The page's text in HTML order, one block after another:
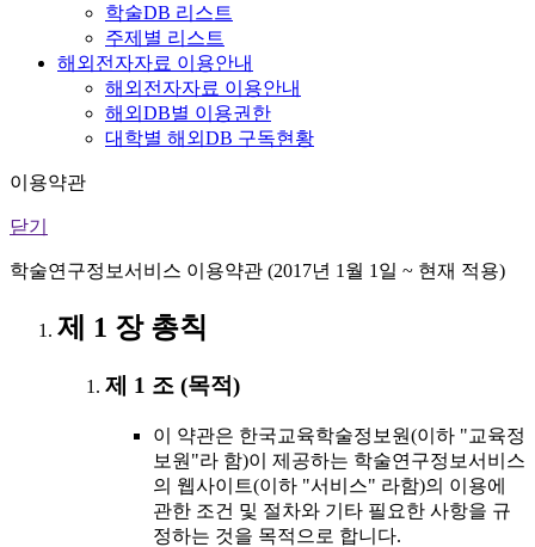
학술DB 리스트
주제별 리스트
해외전자자료 이용안내
해외전자자료 이용안내
해외DB별 이용권한
대학별 해외DB 구독현황
이용약관
닫기
학술연구정보서비스 이용약관 (2017년 1월 1일 ~ 현재 적용)
제 1 장 총칙
제 1 조 (목적)
이 약관은 한국교육학술정보원(이하 "교육정
보원"라 함)이 제공하는 학술연구정보서비스
의 웹사이트(이하 "서비스" 라함)의 이용에
관한 조건 및 절차와 기타 필요한 사항을 규
정하는 것을 목적으로 합니다.